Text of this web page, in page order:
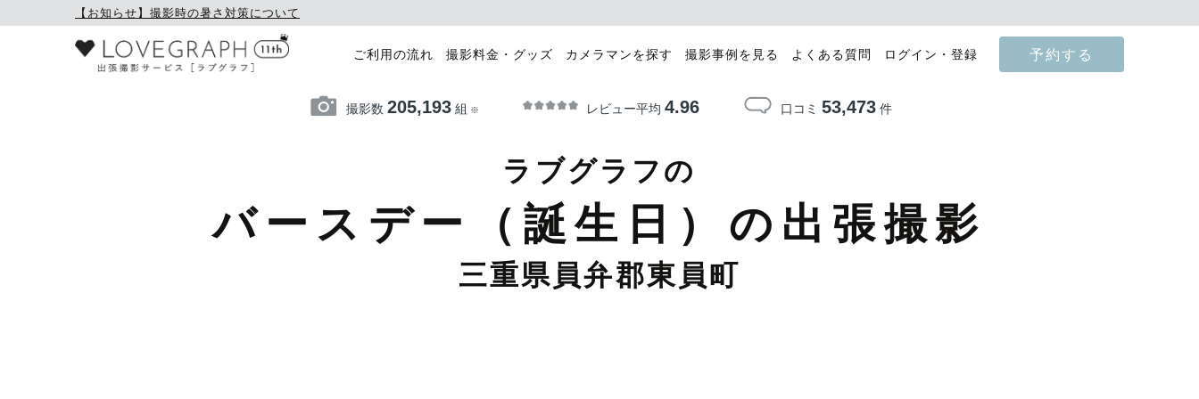
【お知らせ】撮影時の暑さ対策について
ご利用の流れ 撮影料金・グッズ カメラマンを探す 撮影事例を見る よくある質問 ログイン・登録 予約する
撮影数 205,193組 ※ レビュー平均 4.96 口コミ 53,473件
ラブグラフの
バースデー（誕生日）の出張撮影
三重県員弁郡東員町